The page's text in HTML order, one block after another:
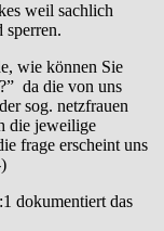
weil sachlich
sperren.
wie können Sie
da die von uns
sog. netzfrauen
die jeweilige
frage erscheint uns
dokumentiert das